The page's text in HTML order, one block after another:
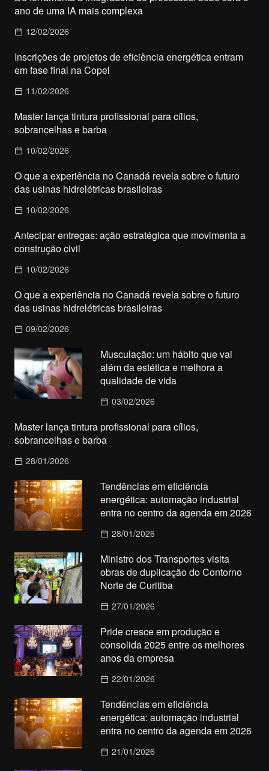
ano de uma IA mais complexa
12/02/2026
Inscrições de projetos de eficiência energética entram
em fase final na Copel
11/02/2026
Master lança tintura profissional para cílios,
sobrancelhas e barba
10/02/2026
O que a experiência no Canadá revela sobre o futuro
das usinas hidrelétricas brasileiras
10/02/2026
Antecipar entregas: ação estratégica que movimenta a
construção civil
10/02/2026
O que a experiência no Canadá revela sobre o futuro
das usinas hidrelétricas brasileiras
09/02/2026
Musculação: um hábito que vai
além da estética e melhora a
qualidade de vida
03/02/2026
Master lança tintura profissional para cílios,
sobrancelhas e barba
28/01/2026
Tendências em eficiência
energética: automação industrial
entra no centro da agenda em 2026
28/01/2026
Ministro dos Transportes visita
obras de duplicação do Contorno
Norte de Curitiba
27/01/2026
Pride cresce em produção e
consolida 2025 entre os melhores
anos da empresa
22/01/2026
Tendências em eficiência
energética: automação industrial
entra no centro da agenda em 2026
21/01/2026